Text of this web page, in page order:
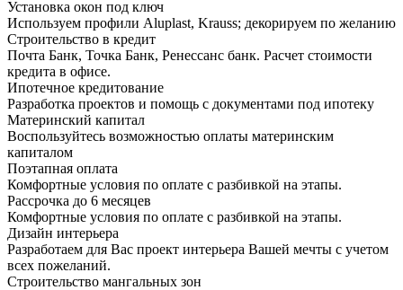
Установка окон под ключ
Используем профили Aluplast, Krauss; декорируем по желанию
Строительство в кредит
Почта Банк, Точка Банк, Ренессанс банк. Расчет стоимости
кредита в офисе.
Ипотечное кредитование
Разработка проектов и помощь с документами под ипотеку
Материнский капитал
Воспользуйтесь возможностью оплаты материнским
капиталом
Поэтапная оплата
Комфортные условия по оплате с разбивкой на этапы.
Рассрочка до 6 месяцев
Комфортные условия по оплате с разбивкой на этапы.
Дизайн интерьера
Разработаем для Вас проект интерьера Вашей мечты с учетом
всех пожеланий.
Строительство мангальных зон